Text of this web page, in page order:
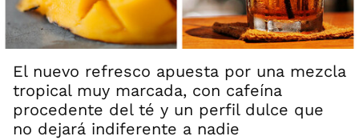
El nuevo refresco apuesta por una mezcla
tropical muy marcada, con cafeína
procedente del té y un perfil dulce que
no dejará indiferente a nadie